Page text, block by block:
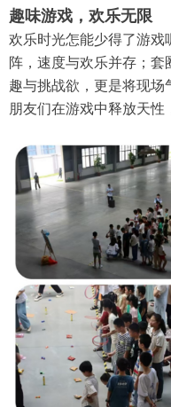
趣味游戏，欢乐无限
欢乐时光怎能少得了游
阵，速度与欢乐并存；
趣与挑战欲，更是将现
朋友们在游戏中释放天性